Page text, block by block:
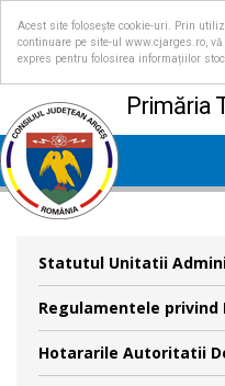
Acest site folosește cookie-uri. Prin
continuare pe site-ul www.cjarges.ro, vă
expres pentru folosirea informațiilor
Primăria
Statutul Unitatii
Regulamentele
Hotararile Autoritatii